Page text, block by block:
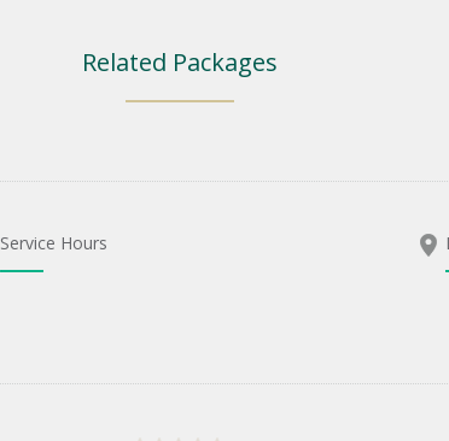
Related Packages
Service Hours